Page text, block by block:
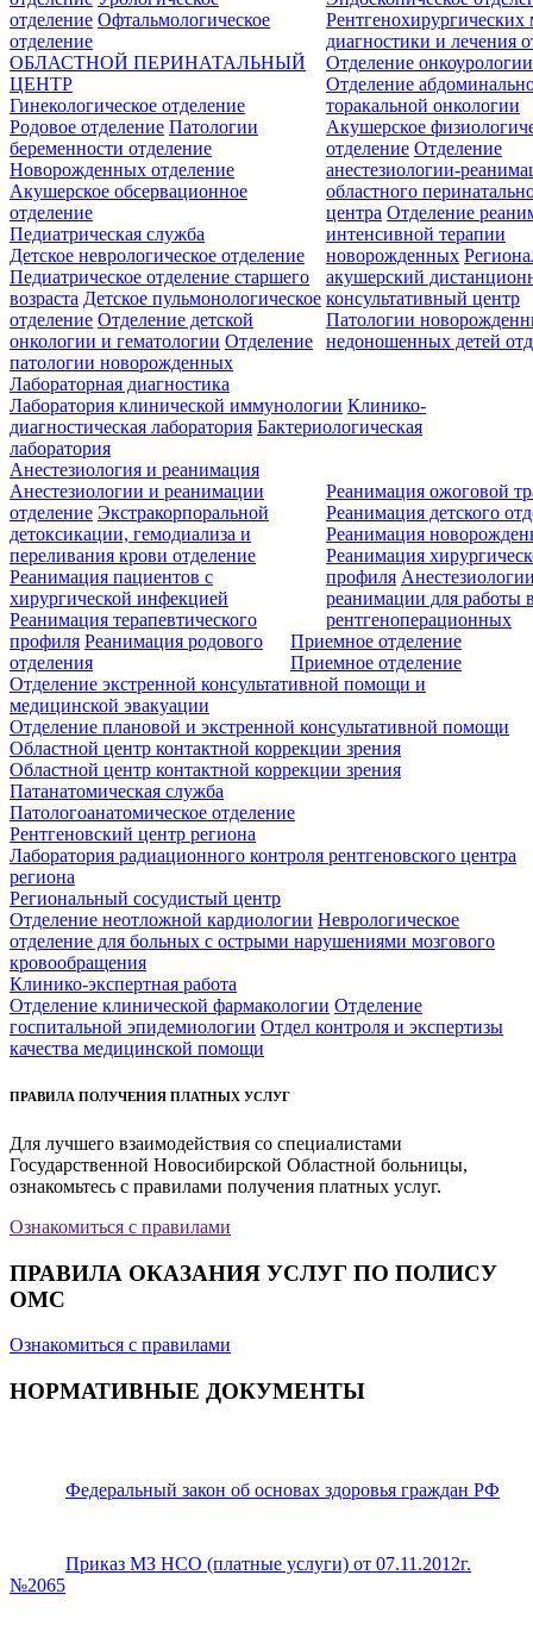
отделение Офтальмологическое
отделение
Рентгенохирургических
диагностики и лечения
Отделение онкоурологии
Отделение
торакальной онкологии
ОБЛАСТНОЙ ПЕРИНАТАЛЬНЫЙ
ЦЕНТР
Гинекологическое отделение
Родовое отделение Патологии
беременности отделение
Новорожденных отделение
Акушерское обсервационное
отделение
Акушерское
отделение Отделение
анестезиологии-
областного
центра Отделение
интенсивной терапии
новорожденных
акушерский
консультативный центр
Патологии
недоношенных детей
Педиатрическая служба
Детское неврологическое отделение
Педиатрическое отделение старшего
возраста Детское пульмонологическое
отделение Отделение детской
онкологии и гематологии Отделение
патологии новорожденных
Лабораторная диагностика
Лаборатория клинической иммунологии Клинико-
диагностическая лаборатория Бактериологическая
лаборатория
Анестезиология и реанимация
Анестезиологии и реанимации
отделение Экстракорпоральной
детоксикации, гемодиализа и
переливания крови отделение
Реанимация пациентов с
хирургической инфекцией
Реанимация терапевтического
профиля Реанимация родового
отделения
Реанимация ожоговой
Реанимация детского
Реанимация
Реанимация
профиля
реанимации для работы
рентгеноперационных
Приемное отделение
Приемное отделение
Отделение экстренной консультативной помощи и
медицинской эвакуации
Отделение плановой и экстренной консультативной помощи
Областной центр контактной коррекции зрения
Областной центр контактной коррекции зрения
Патанатомическая служба
Патологоанатомическое отделение
Рентгеновский центр региона
Лаборатория радиационного контроля рентгеновского центра
региона
Региональный сосудистый центр
Отделение неотложной кардиологии Неврологическое
отделение для больных с острыми нарушениями мозгового
кровообращения
Клинико-экспертная работа
Отделение клинической фармакологии Отделение
госпитальной эпидемиологии Отдел контроля и экспертизы
качества медицинской помощи
ПРАВИЛА ПОЛУЧЕНИЯ ПЛАТНЫХ УСЛУГ
Для лучшего взаимодействия со специалистами
Государственной Новосибирской Областной больницы,
ознакомьтесь с правилами получения платных услуг.
Ознакомиться с правилами
ПРАВИЛА ОКАЗАНИЯ УСЛУГ ПО ПОЛИСУ
ОМС
Ознакомиться с правилами
НОРМАТИВНЫЕ ДОКУМЕНТЫ
Федеральный закон об основах здоровья граждан РФ
Приказ МЗ НСО (платные услуги) от 07.11.2012г.
№2065